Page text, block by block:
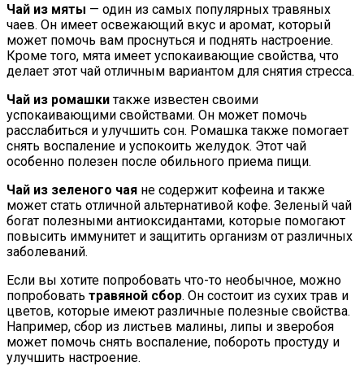
Чай из мяты — один из самых популярных травяных
чаев. Он имеет освежающий вкус и аромат, который
может помочь вам проснуться и поднять настроение.
Кроме того, мята имеет успокаивающие свойства, что
делает этот чай отличным вариантом для снятия стресса.
Чай из ромашкитакже известен своими
успокаивающими свойствами. Он может помочь
расслабиться и улучшить сон. Ромашка также помогает
снять воспаление и успокоить желудок. Этот чай
особенно полезен после обильного приема пищи.
Чай из зеленого чая не содержит кофеина и также
может стать отличной альтернативой кофе. Зеленый чай
богат полезными антиоксидантами, которые помогают
повысить иммунитет и защитить организм от различных
заболеваний.
Если вы хотите попробовать что-то необычное, можно
попробовать травяной сбор. Он состоит из сухих трав и
цветов, которые имеют различные полезные свойства.
Например, сбор из листьев малины, липы и зверобоя
может помочь снять воспаление, побороть простуду и
улучшить настроение.